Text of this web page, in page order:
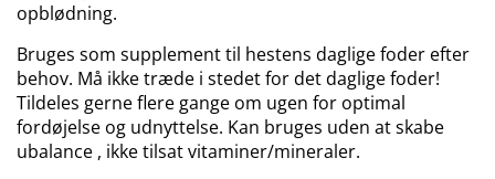
opblødning.
Bruges som supplement til hestens daglige foder efter
behov. Må ikke træde i stedet for det daglige foder!
Tildeles gerne flere gange om ugen for optimal
fordøjelse og udnyttelse. Kan bruges uden at skabe
ubalance , ikke tilsat vitaminer/mineraler.